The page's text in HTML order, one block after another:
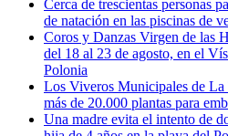
Cerca de trescientas personas
de natación en las piscinas de
Coros y Danzas Virgen de las
del 18 al 23 de agosto, en el
Polonia
Los Viveros Municipales de
más de 20.000 plantas para
Una madre evita el intento de